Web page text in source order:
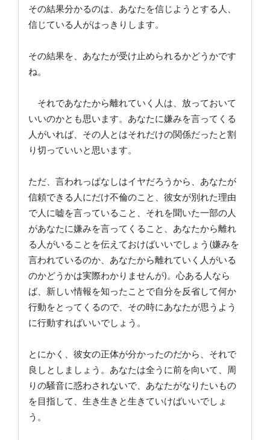
その結果分かるのは、あなたを信じようとする人、
信じている人がはっきりします。
その結果を、あなたが受け止められるかどうかです
ね。
それであなたから離れていく人は、放っておいて
いいのかとも思います。あなたに嫌みを言ってくる
人がいれば、その人とはそれだけの関係だったと割
り切っていいと思います。
ただ、言われっぱなしはイヤだろうから、あなたが
信頼できる人にだけ不倫のこと、彼女が別れた理由
で人に嘘を言っていること、それを聞いた一部の人
があなたに嫌みを言ってくること、あなたから離れ
る人がいることを伝えておけばいいでしょう(嫌みを
言われているのか、あなたから離れていく人がいる
のかどうかは実際わかりませんが)。心ある人なら
ば、新しい情報を知ったことで自分を反省して何か
行動をとってくるので、その時にあなたが思うよう
に行動すればいいでしょう。
とにかく、彼女の正体が分かったのだから、それで
良しとしましょう。あなたは全うに前を向いて、周
りの騒音に惑わされないで、あなたがなりたいもの
を目指して、生き生きと生きていけばいいでしょ
う。